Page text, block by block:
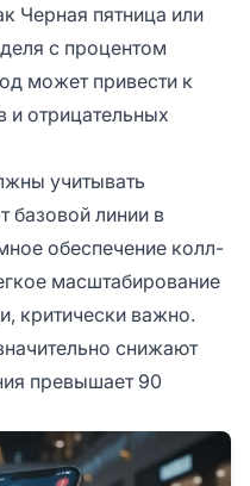
Черная пятница или
с процентом
может привести к
и отрицательных
учитывать
базовой линии в
обеспечение колл-
масштабирование
критически важно.
снижают
превышает 90